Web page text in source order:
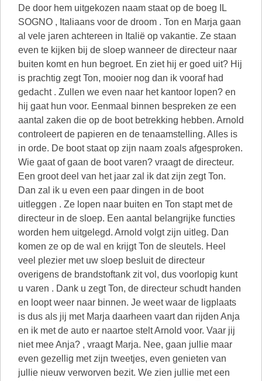
De door hem uitgekozen naam staat op de boeg IL
SOGNO , Italiaans voor de droom . Ton en Marja gaan
al vele jaren achtereen in Italië op vakantie. Ze staan
even te kijken bij de sloep wanneer de directeur naar
buiten komt en hun begroet. En ziet hij er goed uit? Hij
is prachtig zegt Ton, mooier nog dan ik vooraf had
gedacht . Zullen we even naar het kantoor lopen? en
hij gaat hun voor. Eenmaal binnen bespreken ze een
aantal zaken die op de boot betrekking hebben. Arnold
controleert de papieren en de tenaamstelling. Alles is
in orde. De boot staat op zijn naam zoals afgesproken.
Wie gaat of gaan de boot varen? vraagt de directeur.
Een groot deel van het jaar zal ik dat zijn zegt Ton.
Dan zal ik u even een paar dingen in de boot
uitleggen . Ze lopen naar buiten en Ton stapt met de
directeur in de sloep. Een aantal belangrijke functies
worden hem uitgelegd. Arnold volgt zijn uitleg. Dan
komen ze op de wal en krijgt Ton de sleutels. Heel
veel plezier met uw sloep besluit de directeur
overigens de brandstoftank zit vol, dus voorlopig kunt
u varen . Dank u zegt Ton, de directeur schudt handen
en loopt weer naar binnen. Je weet waar de ligplaats
is dus als jij met Marja daarheen vaart dan rijden Anja
en ik met de auto er naartoe stelt Arnold voor. Vaar jij
niet mee Anja? , vraagt Marja. Nee, gaan jullie maar
even gezellig met zijn tweetjes, even genieten van
jullie nieuw verworven bezit. We zien jullie met een